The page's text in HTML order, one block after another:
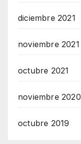
diciembre 2021
noviembre 2021
octubre 2021
noviembre 2020
octubre 2019